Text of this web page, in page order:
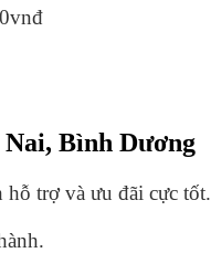
Bình Dương
trợ và ưu đãi cực tốt.